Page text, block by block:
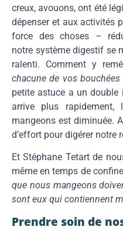
creux, avouons, ont été
dépenser et aux activités
force des choses –
notre système digestif se
ralenti. Comment y
chacune de vos bouchées
petite astuce a un
arrive plus
mangeons est diminuée.
d’effort pour digérer notre
Et Stéphane Tetart de
même en temps de
que nous mangeons
sont eux qui contiennent
Prendre soin de